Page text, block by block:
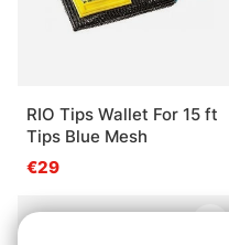
RIO Tips Wallet For 15 ft
Tips Blue Mesh
€29